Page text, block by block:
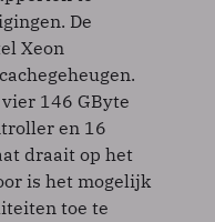
De
Xeon
146 GByte
en 16
draait op het
is het mogelijk
toe te